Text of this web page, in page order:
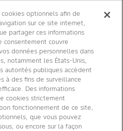
optionnels afin de
sur ce site internet,
partager ces informations
consentement couvre
données personnelles dans
notamment les États-Unis,
autorités publiques accèdent
à des fins de surveillance
Des informations
cookies strictement
fonctionnement de ce site,
que vous pouvez
ou encore sur la façon